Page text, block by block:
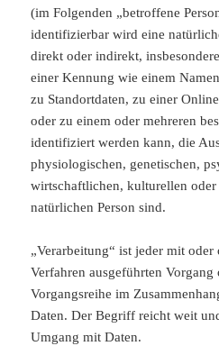
(im Folgenden „betroffene
identifizierbar wird eine
direkt oder indirekt,
einer Kennung wie einem
zu Standortdaten, zu einer
oder zu einem oder mehreren
identifiziert werden kann, die
physiologischen, genetischen,
wirtschaftlichen, kulturellen
natürlichen Person sind.
„Verarbeitung“ ist jeder mit
Verfahren ausgeführten Vorgang
Vorgangsreihe im
Daten. Der Begriff reicht weit
Umgang mit Daten.